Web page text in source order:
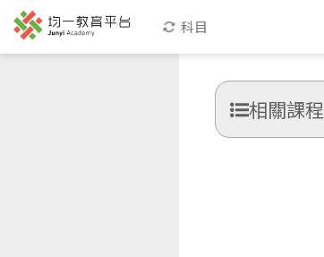
科目
相關課程